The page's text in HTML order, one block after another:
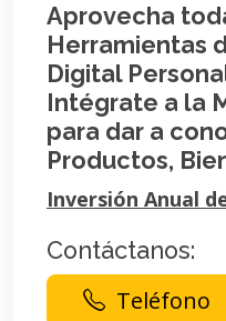
Aprovecha
Herramientas
Digital
Intégrate a la
para dar a
Productos,
Inversión Anual
Contáctanos:
Teléfono